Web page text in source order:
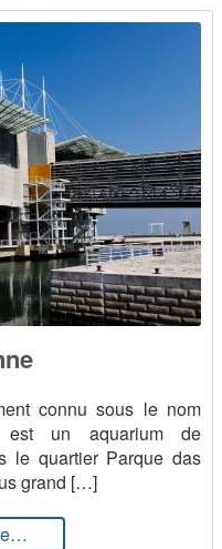
connu sous le nom
est un aquarium de
le quartier Parque das
grand […]
from Océanarium de